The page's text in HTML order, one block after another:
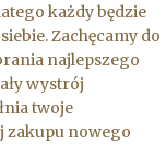
każdy będzie
Zachęcamy do
najlepszego
wystrój
twoje
zakupu nowego